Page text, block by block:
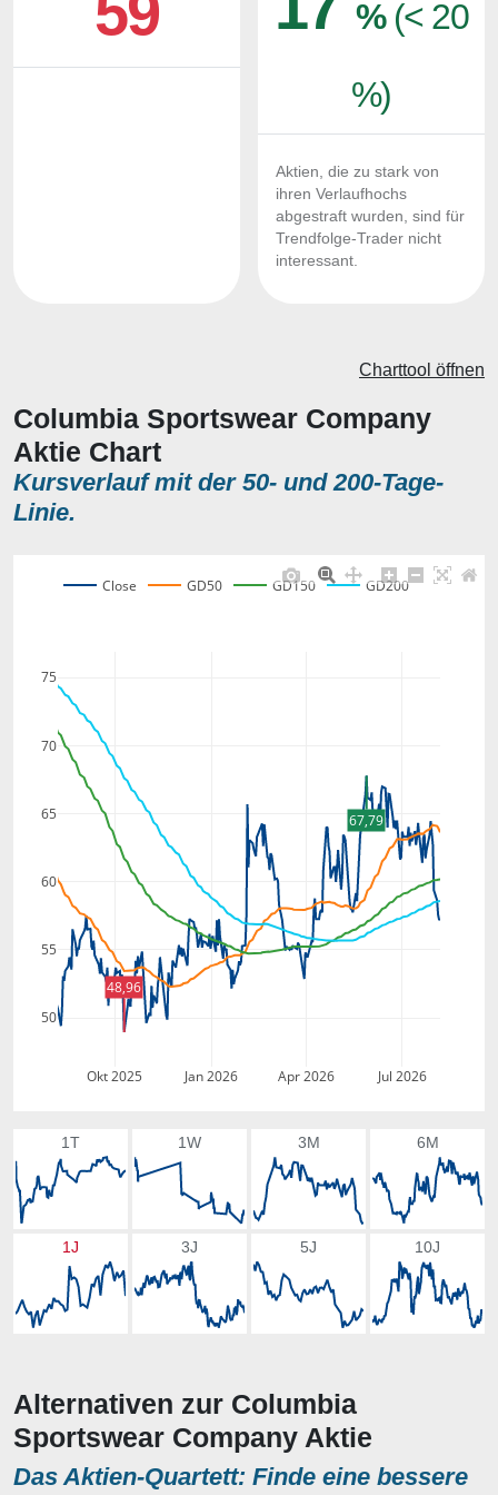
% (< 20
%)
Aktien, die zu stark von
ihren Verlaufhochs
abgestraft wurden, sind für
Trendfolge-Trader nicht
interessant.
Columbia Sportswear Company
Aktie Chart
Kursverlauf mit der 50- und 200-Tage-
Linie.
Charttool öffnen
Okt 2025 Jan 2026 Apr 2026 Jul 2026
50
55
60
65
70
75
Close GD50 GD150 GD200
67,79
48,96
1T 1W 3M 6M
1J 3J 5J 10J
Alternativen zur Columbia
Sportswear Company Aktie
Das Aktien-Quartett: Finde eine bessere